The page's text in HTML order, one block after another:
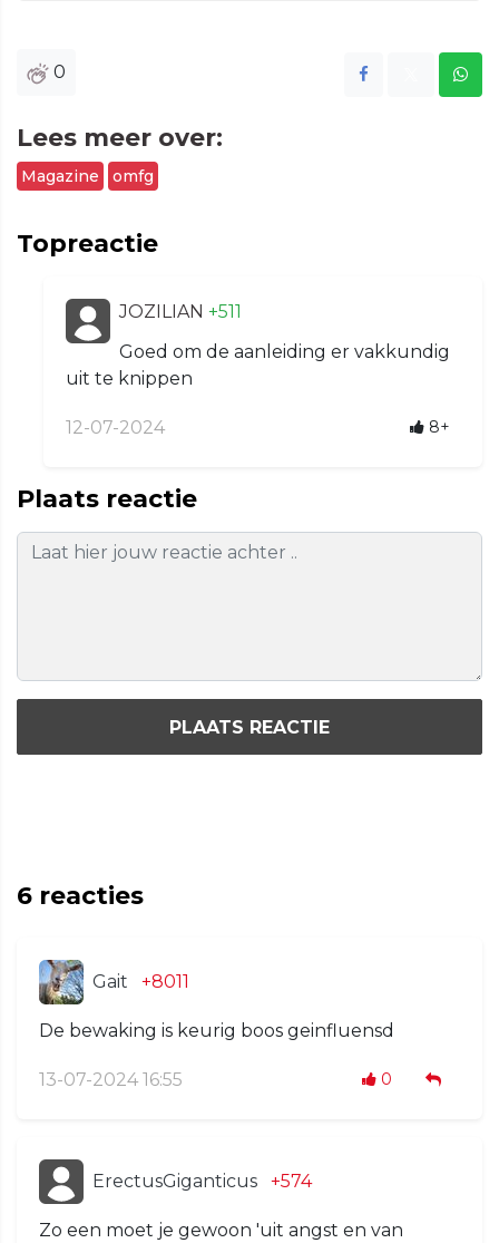
0
Lees meer over:
Magazine omfg
Topreactie
JOZILIAN +511
Goed om de aanleiding er vakkundig
uit te knippen
12-07-2024 8+
Plaats reactie
PLAATS REACTIE
6 reacties
Gait +8011
De bewaking is keurig boos geinfluensd
13-07-2024 16:55 0
ErectusGiganticus +574
Zo een moet je gewoon 'uit angst en van